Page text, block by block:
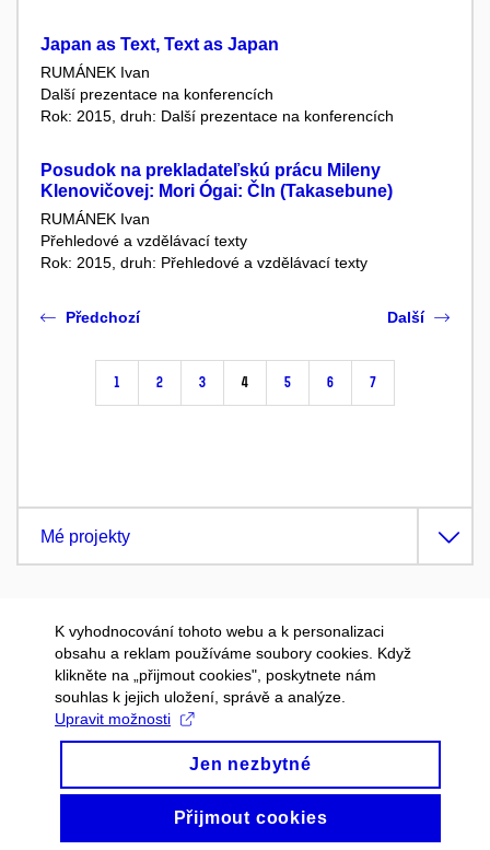
Japan as Text, Text as Japan
RUMÁNEK Ivan
Další prezentace na konferencích
Rok: 2015, druh: Další prezentace na konferencích
Posudok na prekladateľskú prácu Mileny
Klenovičovej: Mori Ógai: Čln (Takasebune)
RUMÁNEK Ivan
Přehledové a vzdělávací texty
Rok: 2015, druh: Přehledové a vzdělávací texty
Předchozí
1 2 3 4 5 6 7
Další
Mé projekty
K vyhodnocování tohoto webu a k personalizaci
obsahu a reklam používáme soubory cookies. Když
klikněte na „přijmout cookies", poskytnete nám
souhlas k jejich uložení, správě a analýze.
Upravit možnosti
Jen nezbytné
Přijmout cookies